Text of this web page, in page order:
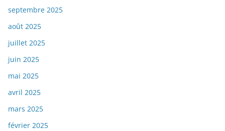
septembre 2025
août 2025
juillet 2025
juin 2025
mai 2025
avril 2025
mars 2025
février 2025